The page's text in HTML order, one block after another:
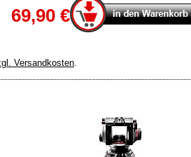
69,90 €
Versandkosten